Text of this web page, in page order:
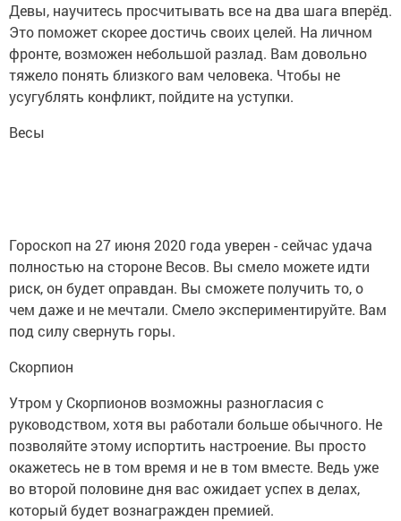
Девы, научитесь просчитывать все на два шага вперёд.
Это поможет скорее достичь своих целей. На личном
фронте, возможен небольшой разлад. Вам довольно
тяжело понять близкого вам человека. Чтобы не
усугублять конфликт, пойдите на уступки.
Весы
Гороскоп на 27 июня 2020 года уверен - сейчас удача
полностью на стороне Весов. Вы смело можете идти
риск, он будет оправдан. Вы сможете получить то, о
чем даже и не мечтали. Смело экспериментируйте. Вам
под силу свернуть горы.
Скорпион
Утром у Скорпионов возможны разногласия с
руководством, хотя вы работали больше обычного. Не
позволяйте этому испортить настроение. Вы просто
окажетесь не в том время и не в том вместе. Ведь уже
во второй половине дня вас ожидает успех в делах,
который будет вознагражден премией.